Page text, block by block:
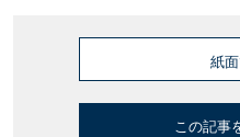
紙
この記事